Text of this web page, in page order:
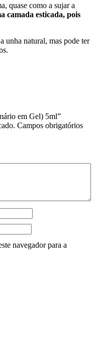
quase como a sujar a
camada esticada, pois
unha natural, mas pode ter
em Gel) 5ml”
Campos obrigatórios
navegador para a